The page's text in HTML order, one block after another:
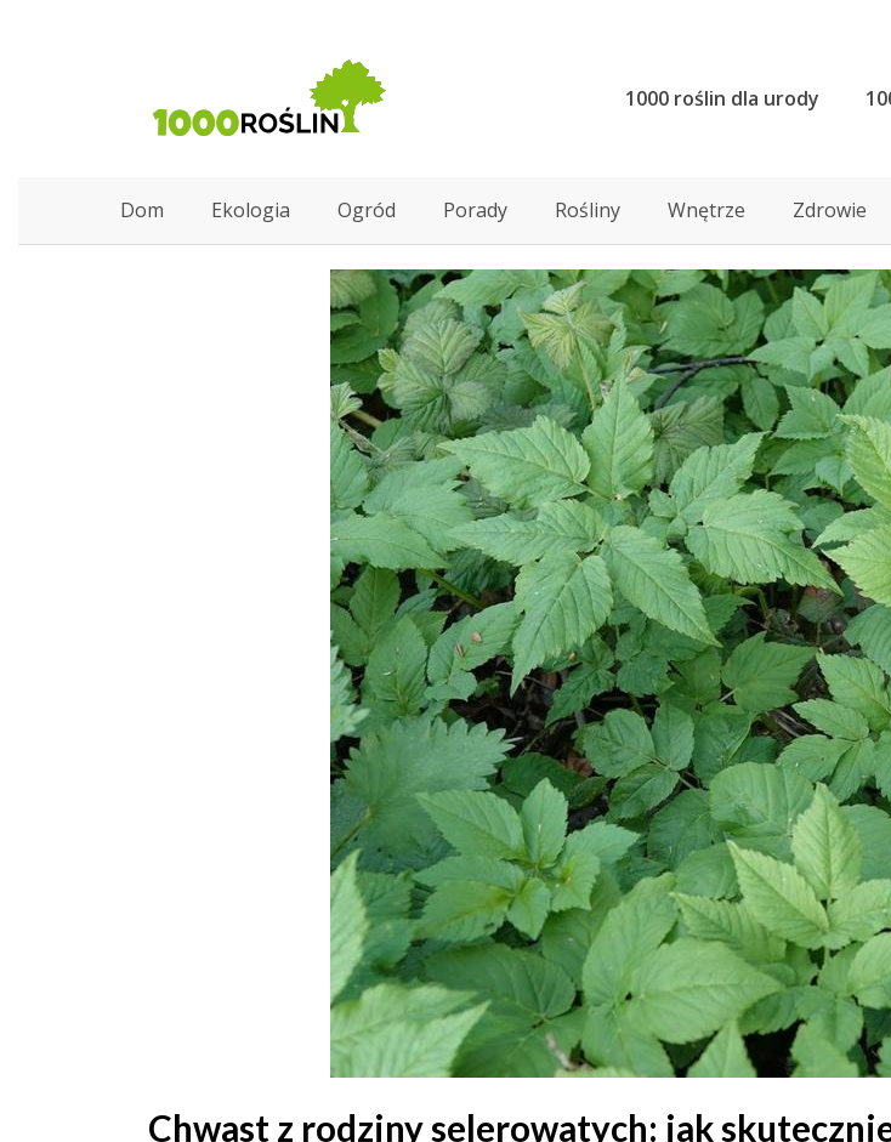
1000 roślin dla urody
Dom Ekologia Ogród Porady Rośliny Wnętrze Zdrowie
Chwast z rodziny selerowatych: jak